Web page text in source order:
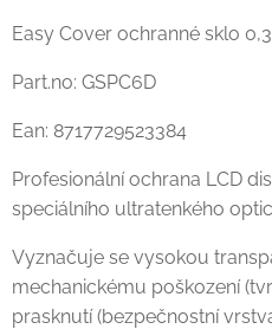
Easy Cover ochranné sklo
Part.no: GSPC6D
Ean: 8717729523384
Profesionální ochrana LCD
speciálního ultratenkého
Vyznačuje se vysokou
mechanickému poškození
prasknutí (bezpečnostní